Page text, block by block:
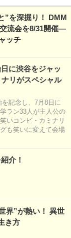
”を深掘り！ DMM
流会を8/31開催―
ッチ
に渋谷をジャッ
リがスペシャル
記念し、7月8日に
ラン33人が主人公の
いコンビ・カミナリ
も笑いに変えて会場
介！
界”が熱い！ 異世
き方